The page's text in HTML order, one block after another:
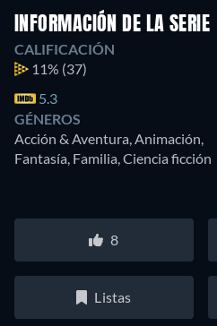
INFORMACIÓN DE LA SERIE
CALIFICACIÓN
11% (37)
5.3
GÉNEROS
Acción & Aventura, Animación,
Fantasía, Familia, Ciencia ficción
8
Listas